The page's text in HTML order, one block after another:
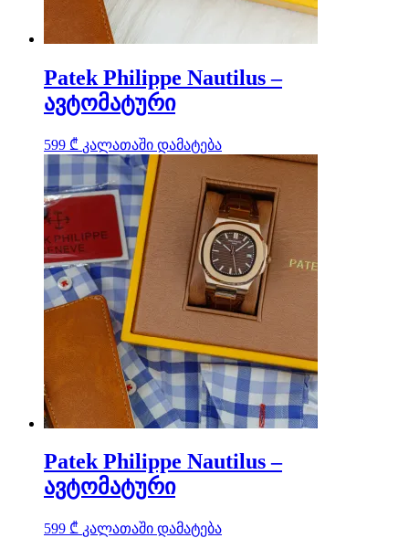
Patek Philippe Nautilus –
ავტომატური
599 ₾ კალათაში დამატება
Patek Philippe Nautilus –
ავტომატური
599 ₾ კალათაში დამატება